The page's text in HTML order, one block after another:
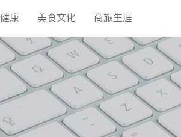
康 美食文化 商旅生涯